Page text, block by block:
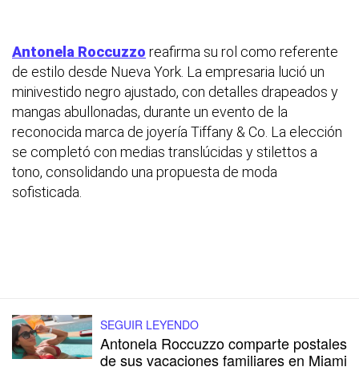
Antonela Roccuzzo reafirma su rol como referente
de estilo desde Nueva York. La empresaria lució un
minivestido negro ajustado, con detalles drapeados y
mangas abullonadas, durante un evento de la
reconocida marca de joyería Tiffany & Co. La elección
se completó con medias translúcidas y stilettos a
tono, consolidando una propuesta de moda
sofisticada.
SEGUIR LEYENDO
Antonela Roccuzzo comparte postales
de sus vacaciones familiares en Miami